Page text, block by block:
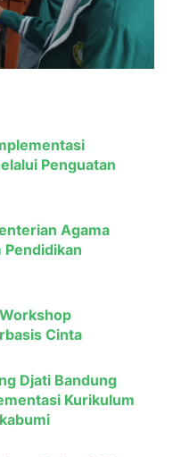
Penguatan
Agama
Pendidikan
Cinta
Djati Bandung
Kurikulum